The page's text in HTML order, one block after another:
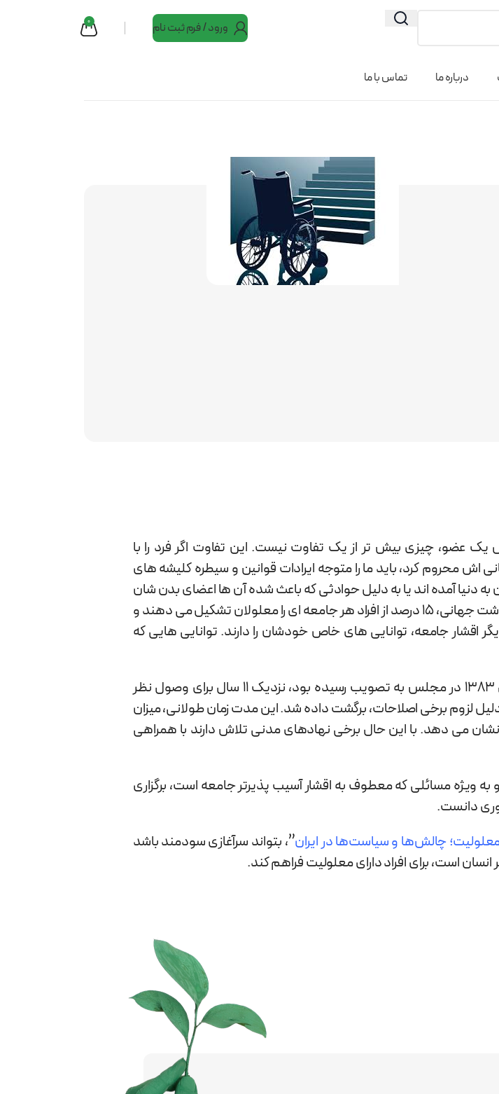
ورود / فرم ثبت نام 0
درباره ما تماس با ما
یک عضو، چیزی بیش تر از یک تفاوت نیست. این تفاوت اگر فرد را با
محروم کرد، باید ما را متوجه ایرادات قوانین و سیطره کلیشه های
دنیا آمده اند یا به دلیل حوادثی که باعث شده آن ها اعضای بدن شان
را از دست بدهند، از حقوق انسانی خود محروم شوند. براساس آمار سازمان بهداشت جهانی، 15 درصد از افراد هر جامعه ای را معلولان تشکیل می دهند و
در ایران وجود دارد. 11 میلیونی که مانند دیگر اقشار جامعه، توانایی های خاص خودشان را دارند. توانایی هایی که
که در اردیبهشت سال 1383 در مجلس به تصویب رسیده بود، نزدیک 11 سال برای وصول نظر
انتظار کشید و سرانجام در بیست و پنجم فروردین ماه 1395، به دلیل لزوم برخی اصلاحات، برگشت داده شد. این مدت زمان طولانی، میزان
های 11 میلیون از هم میهنان ما نشان می دهد. با این حال برخی نهادهای مدنی تلاش دارند با همراهی
ویژه مسائلی که معطوف به اقشار آسیب پذیرتر جامعه است، برگزاری
دانست.
چالش‌ها و سیاست‌ها در ایران”، بتواند سرآغازی سودمند باشد
است، برای افراد دارای معلولیت فراهم کند.